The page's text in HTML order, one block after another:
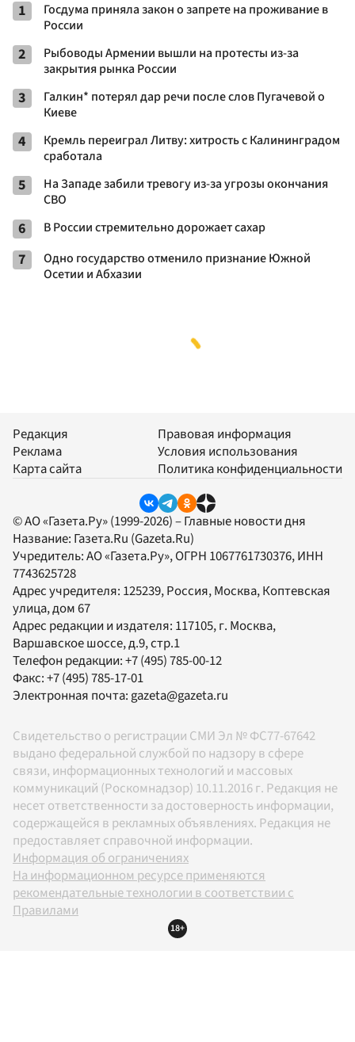
1
Госдума приняла закон о запрете на проживание в
России
2
Рыбоводы Армении вышли на протесты из-за
закрытия рынка России
3
Галкин* потерял дар речи после слов Пугачевой о
Киеве
4
Кремль переиграл Литву: хитрость с Калининградом
сработала
5
На Западе забили тревогу из-за угрозы окончания
СВО
6 В России стремительно дорожает сахар
7
Одно государство отменило признание Южной
Осетии и Абхазии
Редакция
Реклама
Карта сайта
Правовая информация
Условия использования
Политика конфиденциальности
© АО «Газета.Ру» (1999-2026) – Главные новости дня
Название: Газета.Ru (Gazeta.Ru)
Учредитель:АО «Газета.Ру», ОГРН 1067761730376, ИНН
7743625728
Адрес учредителя: 125239, Россия, Москва, Коптевская
улица, дом 67
Адрес редакции и издателя: 117105, г. Москва,
Варшавское шоссе, д.9, стр.1
Телефон редакции:+7 (495) 785-00-12
Факс:+7 (495) 785-17-01
Электронная почта: gazeta@gazeta.ru
Свидетельство о регистрации СМИ Эл № ФС77-67642
выдано федеральной службой по надзору в сфере
связи, информационных технологий и массовых
коммуникаций (Роскомнадзор) 10.11.2016 г. Редакция не
несет ответственности за достоверность информации,
содержащейся в рекламных объявлениях. Редакция не
предоставляет справочной информации.
Информация об ограничениях
На информационном ресурсе применяются
рекомендательные технологии в соответствии с
Правилами
18+